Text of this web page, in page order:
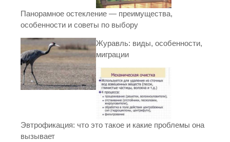
Панорамное остекление — преимущества,
особенности и советы по выбору
Журавль: виды, особенности,
миграции
Эвтрофикация: что это такое и какие проблемы она
вызывает